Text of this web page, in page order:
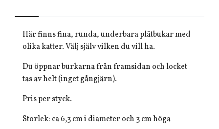
Här finns fina, runda, underbara plåtbukar med
olika katter. Välj själv vilken du vill ha.
Du öppnar burkarna från framsidan och locket
tas av helt (inget gångjärn).
Pris per styck.
Storlek: ca 6,3 cm i diameter och 3 cm höga